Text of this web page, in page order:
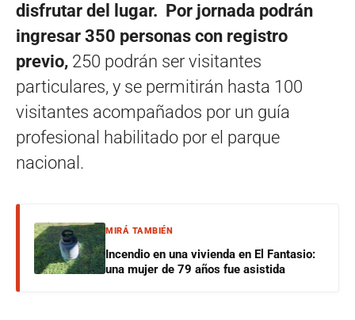
disfrutar del lugar. Por jornada podrán
ingresar 350 personas con registro
previo, 250 podrán ser visitantes
particulares, y se permitirán hasta 100
visitantes acompañados por un guía
profesional habilitado por el parque
nacional.
MIRÁ TAMBIÉN
Incendio en una vivienda en El Fantasio:
una mujer de 79 años fue asistida